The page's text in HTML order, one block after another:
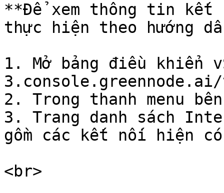
**Để xem thông tin
thực hiện theo hướng
1. Mở bảng điều
2. Trong thanh menu
3. Trang danh sách
gồm các kết nối hiện có